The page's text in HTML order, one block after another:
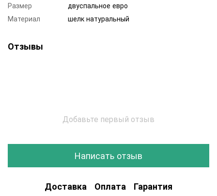
Размер
двуспальное евро
Материал
шелк натуральный
Отзывы
Добавьте первый отзыв
Написать отзыв
Доставка Оплата Гарантия